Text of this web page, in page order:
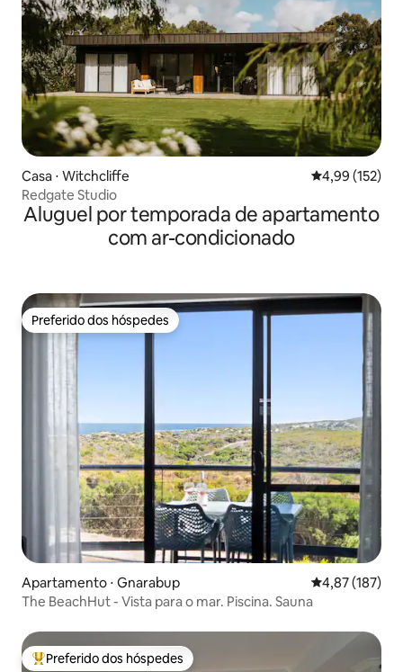
Casa ⋅ Witchcliffe 4,99 de uma
4,99 (152)
Redgate Studio
Aluguel por temporada de apartamento
com ar-condicionado
Preferido dos hóspedes
Preferido dos hóspedes
Apartamento ⋅ Gnarabup 4,87 de uma
4,87 (187)
The BeachHut - Vista para o mar. Piscina. Sauna
Entre os melhores preferidos dos hóspedes
Preferido dos hóspedes